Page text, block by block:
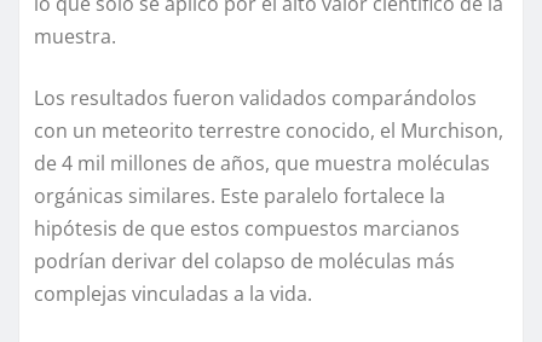
muestra.
Los resultados fueron validados comparándolos
con un meteorito terrestre conocido, el Murchison,
de 4 mil millones de años, que muestra moléculas
orgánicas similares. Este paralelo fortalece la
hipótesis de que estos compuestos marcianos
podrían derivar del colapso de moléculas más
complejas vinculadas a la vida.